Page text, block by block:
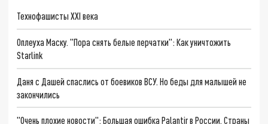
Технофашисты XXI века
Оплеуха Маску. "Пора снять белые перчатки": Как уничтожить
Starlink
Даня с Дашей спаслись от боевиков ВСУ. Но беды для малышей не
закончились
"Очень плохие новости": Большая ошибка Palantir в России. Страны